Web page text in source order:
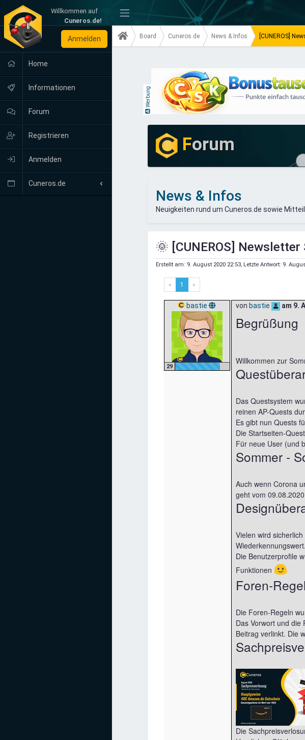
Willkommen auf
Cuneros.de!
-
Anmelden
Home
Informationen
Forum
Registrieren
Anmelden
Cuneros.de
Board Cuneros.de News & Infos [CUNEROS]
Werbung
Forum
News & Infos
Neuigkeiten rund um Cuneros.de sowie
🌞 [CUNEROS]
Erstellt am: 9. August 2020 22:53, Letzte Antwort: 9.
« 1 »
bastie
29
von bastie am 9.
Begrüßung
Willkommen zur
Das Questsystem
reinen AP-Quests
Es gibt nun Quests
Die Startseiten-
Für neue User (und
Sommer -
Auch wenn Corona
geht vom
Vielen wird
Wiederkennungswert.
Die Benutzerprofile
Funktionen 🙂
Foren-
Die Foren-Regeln
Das Vorwort und die
Beitrag verlinkt. Die
Die